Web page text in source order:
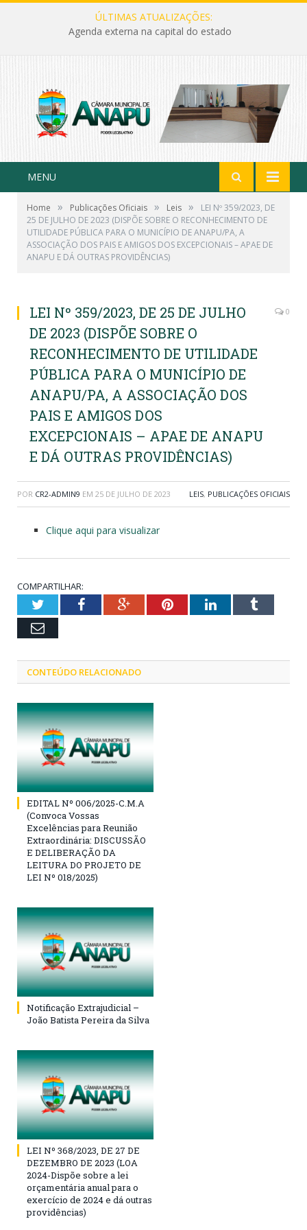
ÚLTIMAS ATUALIZAÇÕES:
Agenda externa na capital do estado
MENU
Home » Publicações Oficiais » Leis »
LEI Nº 359/2023, DE
25 DE JULHO DE 2023 (DISPÕE SOBRE O RECONHECIMENTO DE
UTILIDADE PÚBLICA PARA O MUNICÍPIO DE ANAPU/PA, A
ASSOCIAÇÃO DOS PAIS E AMIGOS DOS EXCEPCIONAIS – APAE DE
ANAPU E DÁ OUTRAS PROVIDÊNCIAS)
LEI Nº 359/2023, DE 25 DE JULHO
DE 2023 (DISPÕE SOBRE O
RECONHECIMENTO DE UTILIDADE
PÚBLICA PARA O MUNICÍPIO DE
ANAPU/PA, A ASSOCIAÇÃO DOS
PAIS E AMIGOS DOS
EXCEPCIONAIS – APAE DE ANAPU
E DÁ OUTRAS PROVIDÊNCIAS)
0
POR CR2-ADMIN9 EM 25 DE JULHO DE 2023 LEIS, PUBLICAÇÕES OFICIAIS
Clique aqui para visualizar
COMPARTILHAR:
TwitterFacebookGoogle+PinterestLinkedInTumblr
Email
CONTEÚDO RELACIONADO
EDITAL Nº 006/2025-C.M.A
(Convoca Vossas
Excelências para Reunião
Extraordinária: DISCUSSÃO
E DELIBERAÇÃO DA
LEITURA DO PROJETO DE
LEI Nº 018/2025)
Notificação Extrajudicial –
João Batista Pereira da Silva
LEI Nº 368/2023, DE 27 DE
DEZEMBRO DE 2023 (LOA
2024-Dispõe sobre a lei
orçamentária anual para o
exercício de 2024 e dá outras
providências)